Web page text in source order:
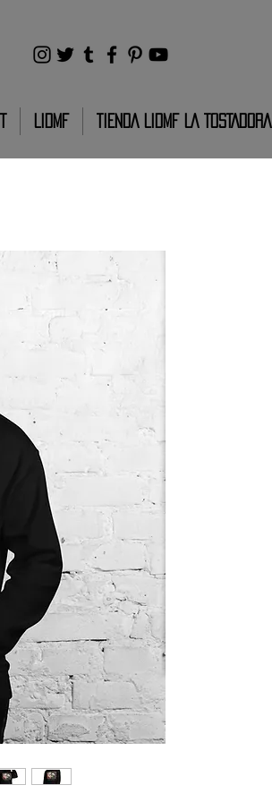
LIDMF TIENDA LIDMF LA TOSTADORA